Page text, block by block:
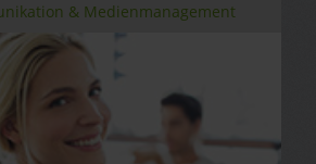
& Medienmanagement